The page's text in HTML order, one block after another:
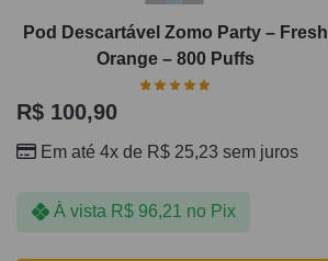
Pod Descartável Zomo Party – Fresh
Orange – 800 Puffs
R$ 100,90
Em até 4x de R$ 25,23 sem juros
À vista R$96,21 no Pix